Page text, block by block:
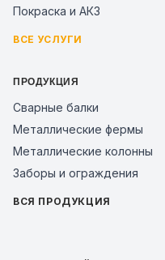
Покраска и АКЗ
ВСЕ УСЛУГИ
ПРОДУКЦИЯ
Сварные балки
Металлические фермы
Металлические колонны
Заборы и ограждения
ВСЯ ПРОДУКЦИЯ